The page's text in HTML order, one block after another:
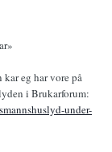
eg har vore på
i Brukarforum:
under-